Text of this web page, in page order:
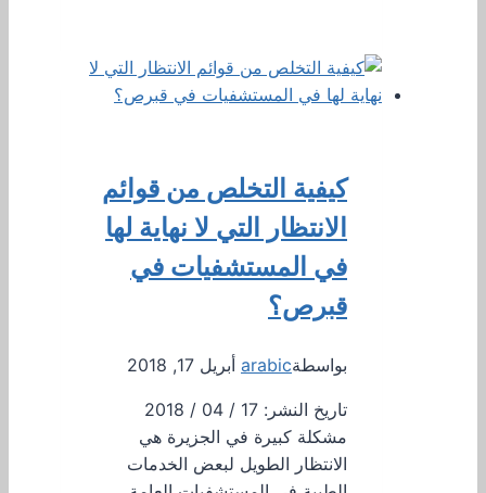
كيفية التخلص من قوائم
الانتظار التي لا نهاية لها
في المستشفيات في
قبرص؟
بواسطةarabic أبريل 17, 2018
تاريخ النشر: 17 / 04 / 2018
مشكلة كبيرة في الجزيرة هي
الانتظار الطويل لبعض الخدمات